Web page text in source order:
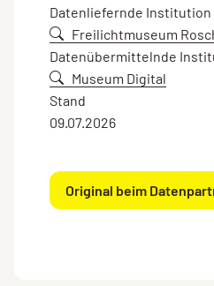
Datenliefernde Institution
Freilichtmuseum
Datenübermittelnde
Museum Digital
Stand
09.07.2026
Original beim